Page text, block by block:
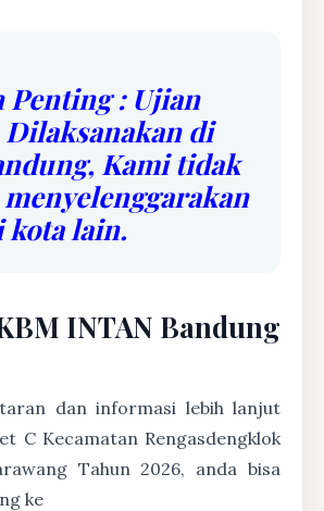
Penting : Ujian
Dilaksanakan di
Kami tidak
lain.
INTAN Bandung
dan informasi lebih lanjut
C Kecamatan Rengasdengklok
Tahun 2026, anda bisa
ke